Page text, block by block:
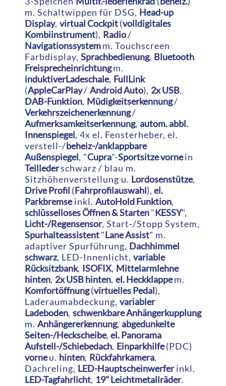
m. Schaltwippen für DSG, Head-up
Display, virtual Cockpit(volldigitales
Kombiinstrument), Radio/
Navigationssystemm. Touchscreen
Farbdisplay, Sprachbedienung, Bluetooth
Freisprecheinrichtungm.
induktiverLadeschale, FullLink
(AppleCarPlay/ Android Auto), 2x USB,
DAB-Funktion, Müdigkeitserkennung/
Verkehrszeichenerkennung/
Aufmerksamkeitserkennung, autom. abbl.
Innenspiegel, 4x el. Fensterheber, el.
verstell-/beheiz-/anklappbare
Außenspiegel, "Cupra"-Sportsitze vornein
Teillederschwarz / blau m.
Sitzhöhenverstellung u. Lordosenstütze,
Drive Profil (Fahrprofilauswahl), el.
Parkbremseinkl. AutoHold Funktion,
schlüsselloses Öffnen & Starten"KESSY",
Licht-/Regensensor, Start-/Stopp System,
Spurhalteassistent"Lane Assist" m.
adaptiver Spurführung, Dachhimmel
schwarz, LED-Innenlicht, variable
Rücksitzbank, ISOFIX, Mittelarmlehne
hinten, 2x USB hinten, el. Heckklappem.
Komfortöffnung(virtuelles Pedal),
Laderaumabdeckung, variabler
Ladeboden, schwenkbare Anhängerkupplung
m. Anhängererkennung, abgedunkelte
Seiten-/Heckscheibe, el. Panorama
Aufstell-/Schiebedach, Einparkhilfe(PDC)
vorneu. hinten, Rückfahrkamera,
Dachreling, LED-Hauptscheinwerferinkl.
LED-Tagfahrlicht, 19" Leichtmetallräder.